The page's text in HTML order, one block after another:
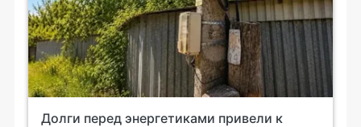
Долги перед энергетиками привели к